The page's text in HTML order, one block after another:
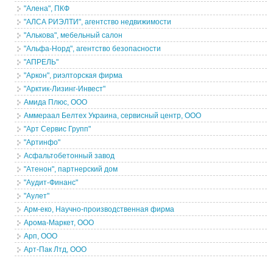
"Алена", ПКФ
"АЛСА РИЭЛТИ", агентство недвижимости
"Алькова", мебельный салон
"Альфа-Норд", агентство безопасности
"АПРЕЛЬ"
"Аркон", риэлторская фирма
"Арктик-Лизинг-Инвест"
Амида Плюс, ООО
Аммераал Белтех Украина, сервисный центр, ООО
"Арт Сервис Групп"
"Артинфо"
Асфальтобетонный завод
"Атенон", партнерский дом
"Аудит-Финанс"
"Аулет"
Арм-еко, Научно-производственная фирма
Арома-Маркет, ООО
Арп, ООО
Арт-Пак Лтд, ООО